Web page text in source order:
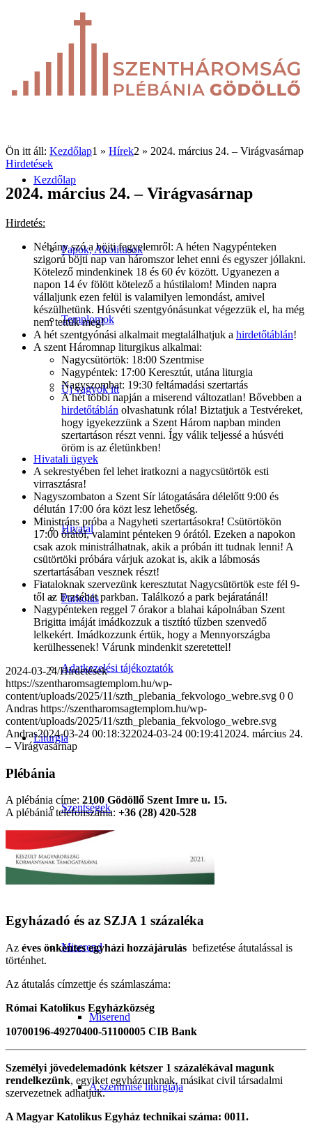
Kezdőlap
Papok, Akolitusok
Templomok
Új vagyok itt
Hivatali ügyek
Hivatal
Parkolás
Adatkezelési tájékoztatók
Liturgia
Szentségek
Ismerjük meg a szentségeket
Miserend
Miserend
A szentmise liturgiája
Ön itt áll: Kezdőlap1 » Hírek2 » 2024. március 24. – Virágvasárnap
Hirdetések
2024. március 24. – Virágvasárnap
Hirdetés:
Néhány szó a böjti fegyelemről: A héten Nagypénteken
szigorú böjti nap van háromszor lehet enni és egyszer jóllakni.
Kötelező mindenkinek 18 és 60 év között. Ugyanezen a
napon 14 év fölött kötelező a hústilalom! Minden napra
vállaljunk ezen felül is valamilyen lemondást, amivel
készülhetünk. Húsvéti szentgyónásunkat végezzük el, ha még
nem tettük meg!
A hét szentgyónási alkalmait megtalálhatjuk a hirdetőtáblán!
A szent Háromnap liturgikus alkalmai:
Nagycsütörtök: 18:00 Szentmise
Nagypéntek: 17:00 Keresztút, utána liturgia
Nagyszombat: 19:30 feltámadási szertartás
A hét többi napján a miserend változatlan! Bővebben a
hirdetőtáblán olvashatunk róla! Biztatjuk a Testvéreket,
hogy igyekezzünk a Szent Három napban minden
szertartáson részt venni. Így válik teljessé a húsvéti
öröm is az életünkben!
A sekrestyében fel lehet iratkozni a nagycsütörtök esti
virrasztásra!
Nagyszombaton a Szent Sír látogatására délelőtt 9:00 és
délután 17:00 óra közt lesz lehetőség.
Ministráns próba a Nagyheti szertartásokra! Csütörtökön
17:00 órától, valamint pénteken 9 órától. Ezeken a napokon
csak azok ministrálhatnak, akik a próbán itt tudnak lenni! A
csütörtöki próbára várjuk azokat is, akik a lábmosás
szertartásában vesznek részt!
Fiataloknak szervezünk keresztutat Nagycsütörtök este fél 9-
től az Erzsébet parkban. Találkozó a park bejáratánál!
Nagypénteken reggel 7 órakor a blahai kápolnában Szent
Brigitta imáját imádkozzuk a tisztító tűzben szenvedő
lelkekért. Imádkozzunk értük, hogy a Mennyországba
kerülhessenek! Várunk mindenkit szeretettel!
2024-03-24/Hirdetések
https://szentharomsagtemplom.hu/wp-
content/uploads/2025/11/szth_plebania_fekvologo_webre.svg 0 0
Andras https://szentharomsagtemplom.hu/wp-
content/uploads/2025/11/szth_plebania_fekvologo_webre.svg
Andras2024-03-24 00:18:322024-03-24 00:19:41 2024. március 24.
– Virágvasárnap
Plébánia
A plébánia címe: 2100 Gödöllő Szent Imre u. 15.
A plébánia telefonszáma: +36 (28) 420-528
Egyházadó és az SZJA 1 százaléka
Az éves önkéntes egyházi hozzájárulás befizetése átutalással is
történhet.
Az átutalás címzettje és számlaszáma:
Római Katolikus Egyházközség
10700196-49270400-51100005 CIB Bank
Személyi jövedelemadónk kétszer 1 százalékával magunk
rendelkezünk, egyiket egyházunknak, másikat civil társadalmi
szervezetnek adhatjuk.
A Magyar Katolikus Egyház technikai száma: 0011.